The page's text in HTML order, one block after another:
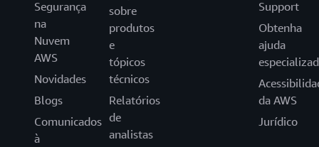
Segurança
na
Nuvem
AWS
Novidades
Blogs
Comunicados
à
sobre
produtos
e
tópicos
técnicos
Relatórios
de
analistas
Support
Obtenha
ajuda
da AWS
Jurídico